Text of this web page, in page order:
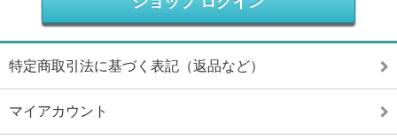
特定商取引法に基づく表記（返品など）
マイアカウント